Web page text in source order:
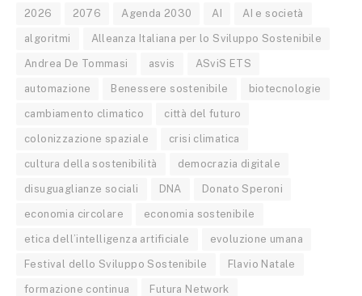
2026 2076 Agenda 2030 AI AI e società
algoritmi Alleanza Italiana per lo Sviluppo Sostenibile
Andrea De Tommasi asvis ASviS ETS
automazione Benessere sostenibile biotecnologie
cambiamento climatico città del futuro
colonizzazione spaziale crisi climatica
cultura della sostenibilità democrazia digitale
disuguaglianze sociali DNA Donato Speroni
economia circolare economia sostenibile
etica dell’intelligenza artificiale evoluzione umana
Festival dello Sviluppo Sostenibile Flavio Natale
formazione continua Futura Network